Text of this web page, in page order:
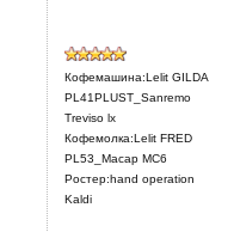
Кофемашина:Lelit GILDA
PL41PLUST_Sanremo
Treviso lx
Кофемолка:Lelit FRED
PL53_Macap MC6
Ростер:hand operation
Kaldi